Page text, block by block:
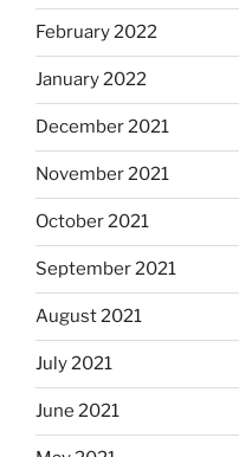
February 2022
January 2022
December 2021
November 2021
October 2021
September 2021
August 2021
July 2021
June 2021